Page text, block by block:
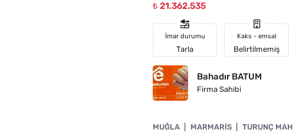
₺ 21.362.535
İmar durumu
Tarla
Kaks - emsal
Belirtilmemiş
Bahadır BATUM
Firma Sahibi
MUĞLA MARMARIS TURUNÇ MAH